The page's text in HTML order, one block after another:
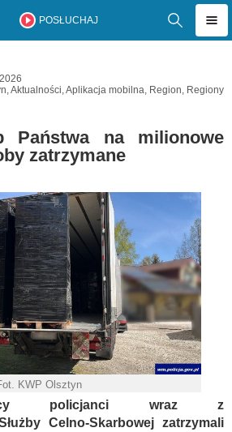
POSŁUCHAJ
,Aktualności,Aplikacja mobilna, Region, Regiony
Państwa na milionowe
zatrzymane
KWP Olsztyn
policjanci wraz z
Celno-Skarbowej zatrzymali